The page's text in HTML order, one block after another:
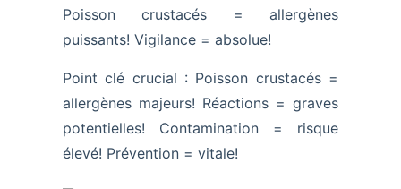
Poisson crustacés = allergènes
puissants! Vigilance = absolue!
Point clé crucial : Poisson crustacés =
allergènes majeurs! Réactions = graves
potentielles! Contamination = risque
élevé! Prévention = vitale!